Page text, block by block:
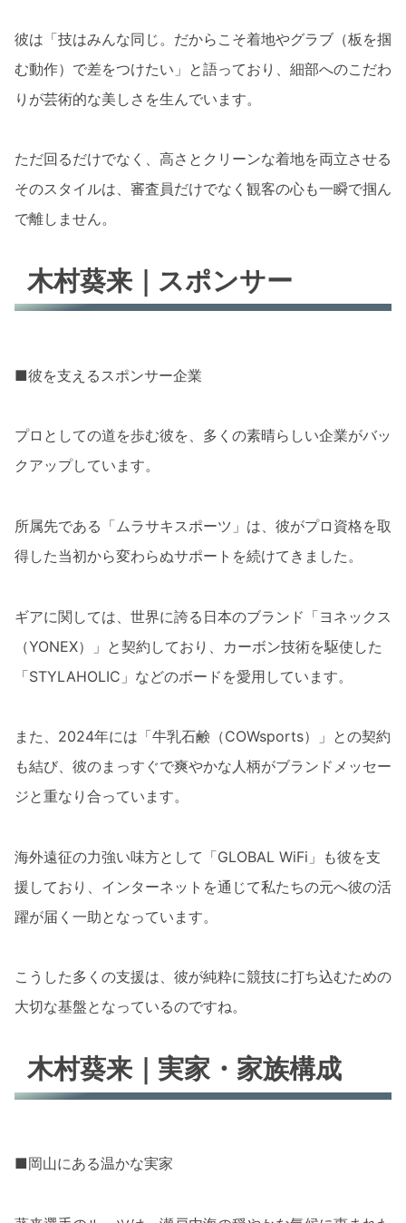
彼は「技はみんな同じ。だからこそ着地やグラブ（板を掴
む動作）で差をつけたい」と語っており、細部へのこだわ
りが芸術的な美しさを生んでいます。
ただ回るだけでなく、高さとクリーンな着地を両立させる
そのスタイルは、審査員だけでなく観客の心も一瞬で掴ん
で離しません。
木村葵来｜スポンサー
■彼を支えるスポンサー企業
プロとしての道を歩む彼を、多くの素晴らしい企業がバッ
クアップしています。
所属先である「ムラサキスポーツ」は、彼がプロ資格を取
得した当初から変わらぬサポートを続けてきました。
ギアに関しては、世界に誇る日本のブランド「ヨネックス
（YONEX）」と契約しており、カーボン技術を駆使した
「STYLAHOLIC」などのボードを愛用しています。
また、2024年には「牛乳石鹸（COWsports）」との契約
も結び、彼のまっすぐで爽やかな人柄がブランドメッセー
ジと重なり合っています。
海外遠征の力強い味方として「GLOBAL WiFi」も彼を支
援しており、インターネットを通じて私たちの元へ彼の活
躍が届く一助となっています。
こうした多くの支援は、彼が純粋に競技に打ち込むための
大切な基盤となっているのですね。
木村葵来｜実家・家族構成
■岡山にある温かな実家